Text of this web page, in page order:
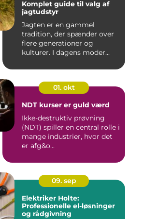
Komplet guide til valg af
jagtudstyr
Jagten er en gammel
tradition, der spænder over
flere generationer og
kulturer. I dagens moder...
01. okt
NDT kurser er guld værd
Ikke-destruktiv prøvning
(NDT) spiller en central rolle i
mange industrier, hvor det
er afg&o...
09. sep
Elektriker Holte:
Professionelle el-løsninger
og rådgivning